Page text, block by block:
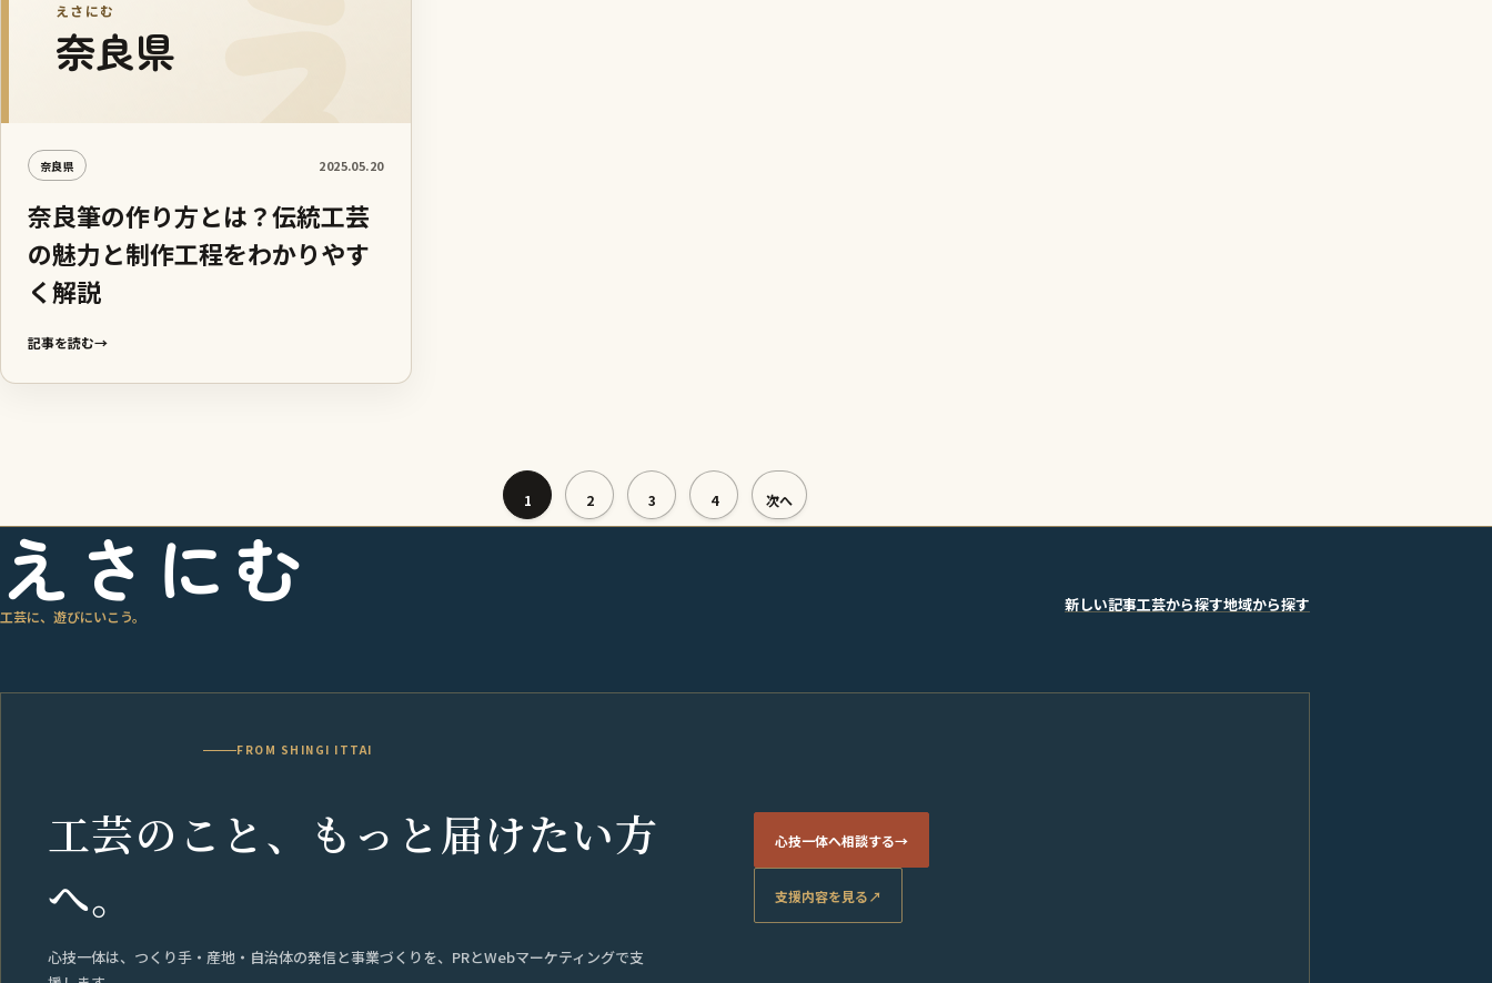
えさにむ
奈良県
奈良県 2025.05.20
奈良筆の作り方とは？伝統工芸
の魅力と制作工程をわかりやす
く解説
記事を読む→
ナ
1 2 3 4 次へ
えさにむ
工芸に、遊びにいこう。
新しい記事工芸から探す地域から探す
FROM SHINGI ITTAI
工芸のこと、もっと届けたい方
へ。
心技一体は、つくり手・産地・自治体の発信と事業づくりを、PRとWebマーケティングで支
心技一体へ相談する→
支援内容を見る↗